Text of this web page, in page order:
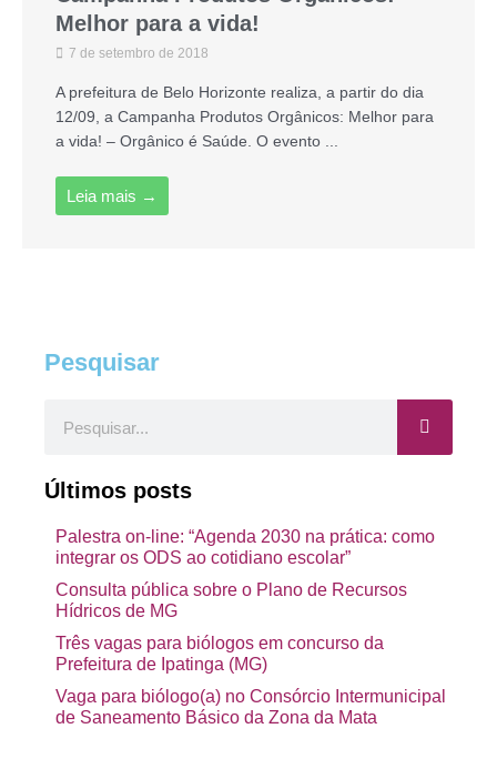
Melhor para a vida!
7 de setembro de 2018
A prefeitura de Belo Horizonte realiza, a partir do dia
12/09, a Campanha Produtos Orgânicos: Melhor para
a vida! – Orgânico é Saúde. O evento ...
Leia mais →
Pesquisar
Últimos posts
Palestra on-line: “Agenda 2030 na prática: como
integrar os ODS ao cotidiano escolar”
Consulta pública sobre o Plano de Recursos
Hídricos de MG
Três vagas para biólogos em concurso da
Prefeitura de Ipatinga (MG)
Vaga para biólogo(a) no Consórcio Intermunicipal
de Saneamento Básico da Zona da Mata